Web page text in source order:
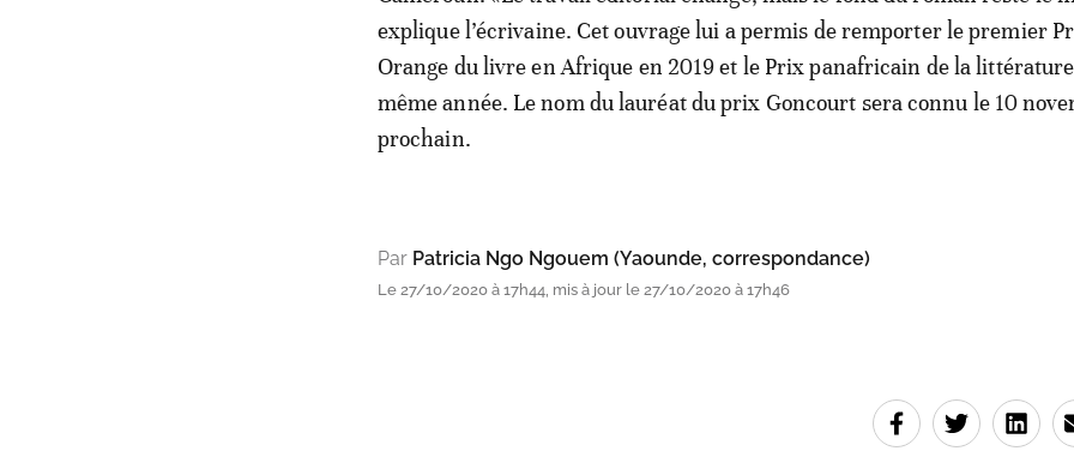
explique l’écrivaine. Cet ouvrage lui a permis de remporter le premier
Orange du livre en Afrique en 2019 et le Prix panafricain de la
même année. Le nom du lauréat du prix Goncourt sera connu le 10
prochain.
Par Patricia Ngo Ngouem (Yaounde, correspondance)
Le 27/10/2020 à 17h44, mis à jour le 27/10/2020 à 17h46